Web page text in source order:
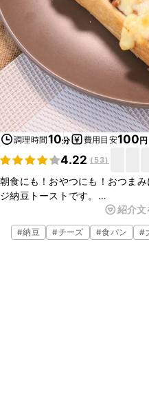
調理時間10分 費用目安100円
4.22 ( 53)
朝食にも！おやつにも！おつま
ジ納豆トーストです。
岩のりの磯の香りが納豆の風味
ひと味違うトーストはいかがで
お試しください。
紹介文
#納豆 #チーズ #食パン #